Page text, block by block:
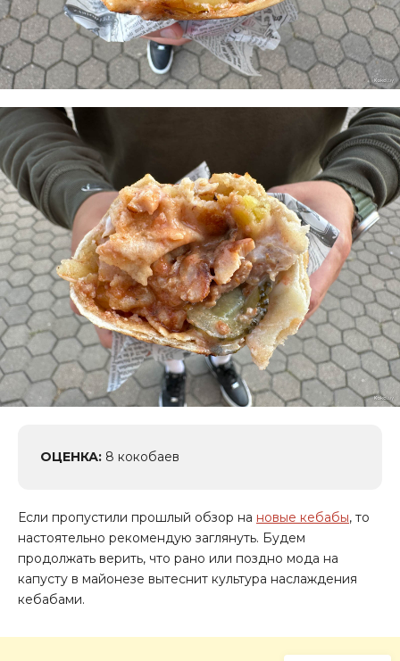
ОЦЕНКА: 8 кокобаев
Если пропустили прошлый обзор на новые кебабы, то
настоятельно рекомендую заглянуть. Будем
продолжать верить, что рано или поздно мода на
капусту в майонезе вытеснит культура наслаждения
кебабами.